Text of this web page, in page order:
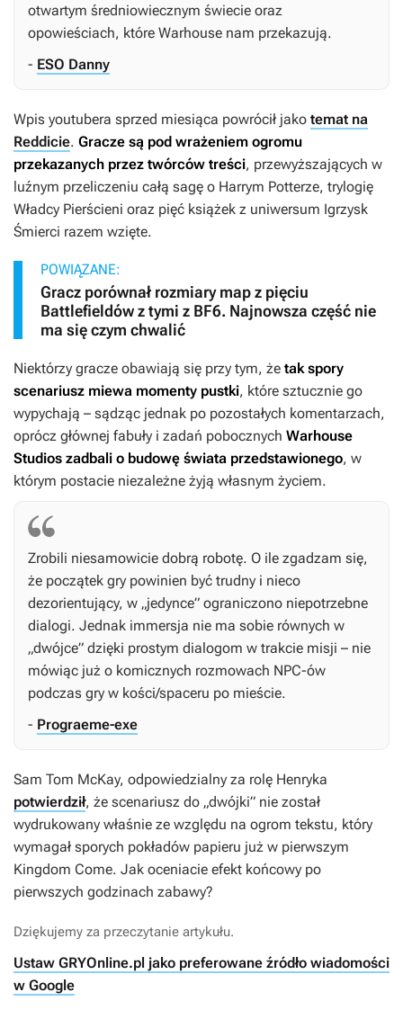
otwartym średniowiecznym świecie oraz
opowieściach, które Warhouse nam przekazują.
- ESO Danny
Wpis youtubera sprzed miesiąca powrócił jako temat na
Reddicie. Gracze są pod wrażeniem ogromu
przekazanych przez twórców treści, przewyższających w
luźnym przeliczeniu całą sagę o Harrym Potterze, trylogię
Władcy Pierścieni oraz pięć książek z uniwersum Igrzysk
Śmierci razem wzięte.
POWIĄZANE:
Gracz porównał rozmiary map z pięciu
Battlefieldów z tymi z BF6. Najnowsza część nie
ma się czym chwalić
Niektórzy gracze obawiają się przy tym, że tak spory
scenariusz miewa momenty pustki, które sztucznie go
wypychają – sądząc jednak po pozostałych komentarzach,
oprócz głównej fabuły i zadań pobocznych Warhouse
Studios zadbali o budowę świata przedstawionego, w
którym postacie niezależne żyją własnym życiem.
Zrobili niesamowicie dobrą robotę. O ile zgadzam się,
że początek gry powinien być trudny i nieco
dezorientujący, w „jedynce” ograniczono niepotrzebne
dialogi. Jednak immersja nie ma sobie równych w
„dwójce” dzięki prostym dialogom w trakcie misji – nie
mówiąc już o komicznych rozmowach NPC-ów
podczas gry w kości/spaceru po mieście.
- Prograeme-exe
Sam Tom McKay, odpowiedzialny za rolę Henryka
potwierdził, że scenariusz do „dwójki” nie został
wydrukowany właśnie ze względu na ogrom tekstu, który
wymagał sporych pokładów papieru już w pierwszym
Kingdom Come. Jak oceniacie efekt końcowy po
pierwszych godzinach zabawy?
Dziękujemy za przeczytanie artykułu.
Ustaw GRYOnline.pl jako preferowane źródło wiadomości
w Google